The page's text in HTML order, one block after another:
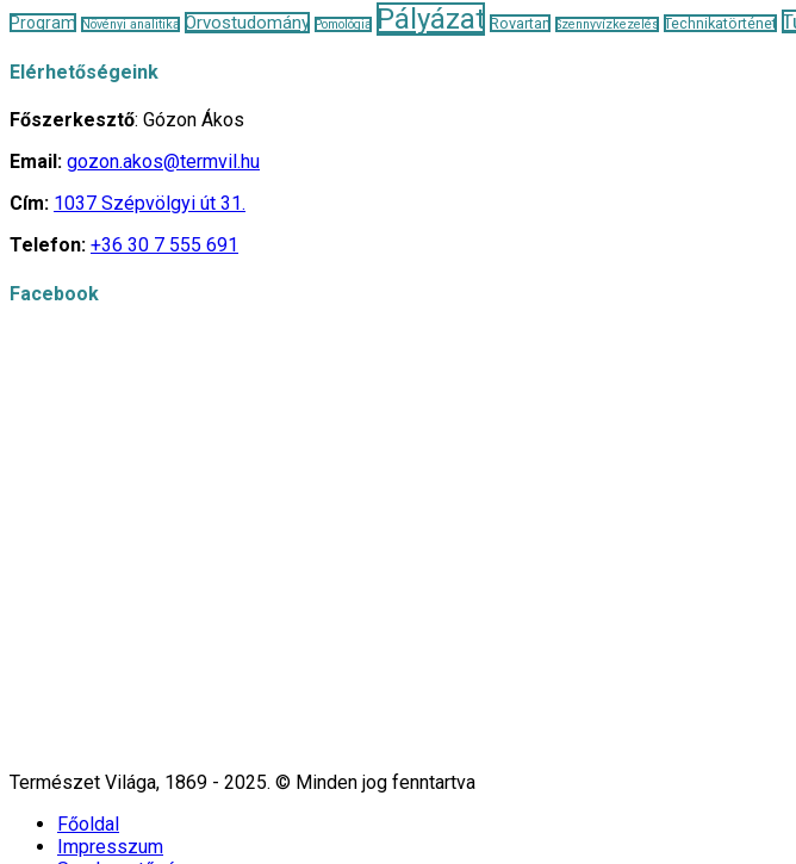
Program
Növényi analitika Orvostudomány Pomológia Pályázat Rovartan Szennyvízkezelés Technikatörténet
Elérhetőségeink
Főszerkesztő: Gózon Ákos
Email: gozon.akos@termvil.hu
Cím: 1037 Szépvölgyi út 31.
Telefon: +36 30 7 555 691
Facebook
Természet Világa, 1869 - 2025. © Minden jog fenntartva
Főoldal
Impresszum